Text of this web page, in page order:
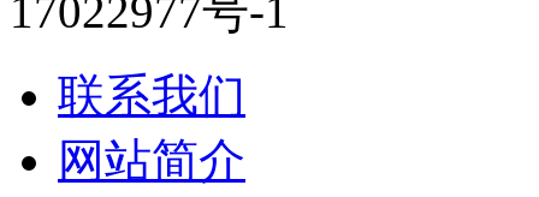
17022977号-1
联系我们
网站简介